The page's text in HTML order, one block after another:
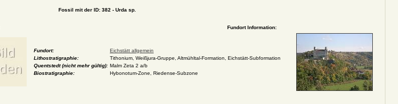
Fossil mit der ID: 382 - Urda sp.
Fundort Information:
Fundort:
Eichstätt allgemein
Lithostratigraphie:
Tithonium, Weißjura-Gruppe, Altmühltal-Formation, Eichstätt-Subformation
Quentstedt (nicht mehr gültig): Malm Zeta 2 a/b
Biostratigraphie:
Hybonotum-Zone, Riedense-Subzone